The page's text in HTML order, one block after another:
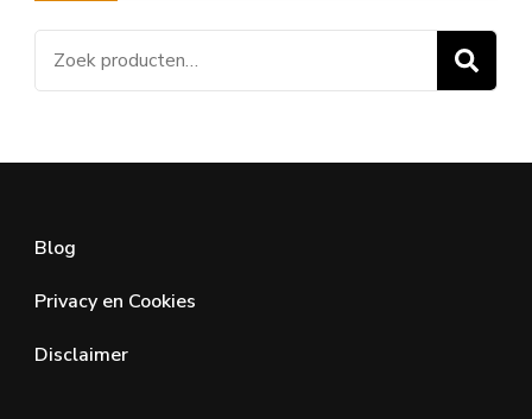
Zoeken
naar:
Blog
Privacy en Cookies
Disclaimer